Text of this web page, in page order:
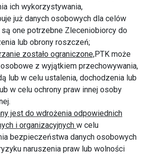
ich wykorzystywania,
już danych osobowych dla celów
one potrzebne Zleceniobiorcy do
lub obrony roszczeń;
zostało ograniczone,PTK może
z wyjątkiem przechowywania,
lub w celu ustalenia, dochodzenia lub
w celu ochrony praw innej osoby
jest do wdrożenia odpowiednich
i organizacyjnych w celu
bezpieczeństwa danych osobowych
naruszenia praw lub wolności